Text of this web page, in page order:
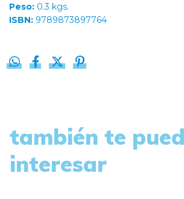
Peso: 0.3 kgs.
ISBN: 9789873897764
también te
interesar